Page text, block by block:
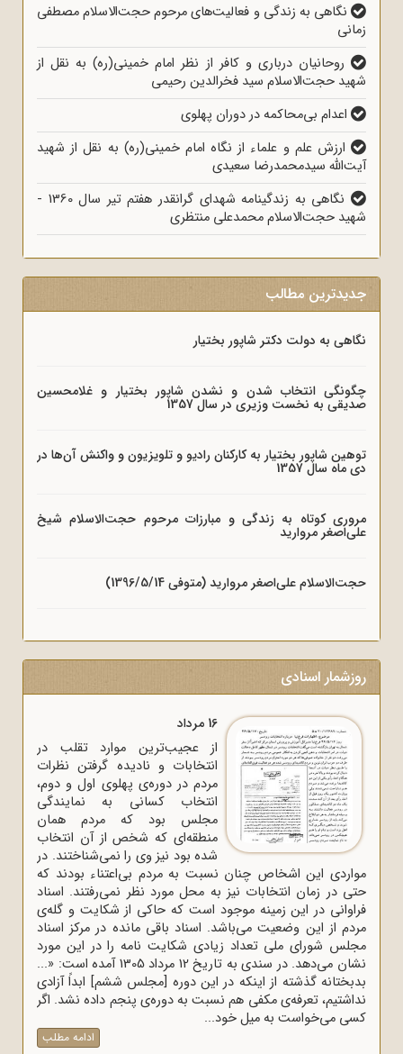
نگاهی به زندگی و فعالیت‌های مرحوم حجت‌الاسلام مصطفی
زمانی
روحانیان درباری و کافر از نظر امام خمینی(ره) به نقل از
شهید حجت‌الاسلام سید فخرالدین رحیمی
اعدام بی‌محاکمه در دوران پهلوی
ارزش علم و علماء از نگاه امام خمینی(ره) به نقل از شهید
آیت‌الله سیدمحمدرضا سعیدی
نگاهی به زندگینامه شهدای گرانقدر هفتم تیر سال 1360 -
شهید حجت‌الاسلام محمدعلی منتظری
جدیدترین مطالب
نگاهی به دولت دکتر شاپور بختیار
چگونگی انتخاب شدن و نشدن شاپور بختیار و غلامحسین
صدیقی به نخست وزیری در سال 1357
توهین شاپور بختیار به کارکنان رادیو و تلویزیون و واکنش آن‌ها در
دی ماه سال 1357
مروری کوتاه به زندگی و مبارزات مرحوم حجت‌الاسلام شیخ
علی‌اصغر مروارید
حجت‌الاسلام علی‌اصغر مروارید (متوفی 1396/5/14)
روزشمار اسنادی
16 مرداد
از عجیب‌ترین موارد تقلب در
انتخابات و نادیده گرفتن نظرات
مردم در دوره‌ی پهلوی اول و دوم،
انتخاب کسانی به نمایندگی
مجلس بود که مردم همان
منطقه‌ای که شخص از آن انتخاب
شده بود نیز وی را نمی‌شناختند. در
مواردی این اشخاص چنان نسبت به مردم بی‌اعتناء بودند که
حتی در زمان انتخابات نیز به محل مورد نظر نمی‌رفتند. اسناد
فراوانی در این زمینه موجود است که حاکی از شکایت و گله‌ی
مردم از این وضعیت می‌باشد. اسناد باقی مانده در مرکز اسناد
مجلس شورای ملی تعداد زیادی شکایت نامه را در این مورد
نشان می‌دهد. در سندی به تاریخ 12 مرداد 1305 آمده است: «...
بدبختانه گذشته از اینکه در این دوره [مجلس ششم] ابداً آزادی
نداشتیم، تعرفه‌ی مکفی هم نسبت به دوره‌ی پنجم داده نشد. اگر
کسی می‌خواست به میل خود...
ادامه مطلب